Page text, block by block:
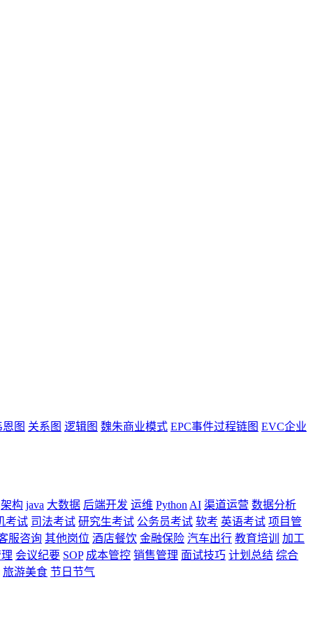
恩图 关系图 逻辑图 魏朱商业模式 EPC事件过程链图 EVC企业
架构 java 大数据 后端开发 运维 Python AI 渠道运营 数据分析
考试 司法考试 研究生考试 公务员考试 软考 英语考试 项目管
服咨询 其他岗位 酒店餐饮 金融保险 汽车出行 教育培训
加工
会议纪要 SOP 成本管控 销售管理 面试技巧 计划总结 综合
旅游美食 节日节气